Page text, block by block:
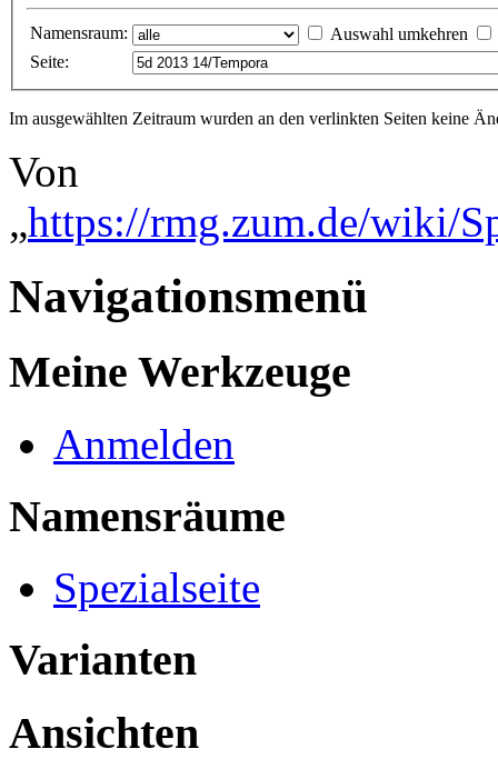
Namensraum:
Auswahl umkehren
Seite:
Im ausgewählten Zeitraum wurden an den verlinkten Seiten keine
Von
„https://rmg.zum.de/wiki/
Navigationsmenü
Meine Werkzeuge
Anmelden
Namensräume
Spezialseite
Varianten
Ansichten